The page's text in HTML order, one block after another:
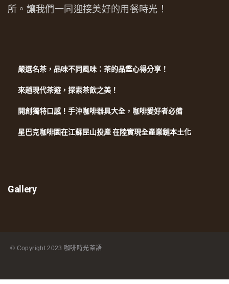
所。讓我們一同迎接美好的用餐時光！
嚴選名茶，品味不同風味：茶的品鑑心得分享！
來趟現代茶遊，探索茶飲之美！
開創獨特口感！手沖咖啡器具大全，咖啡愛好者必備
星巴克咖啡園在江蘇昆山投產 在陸實現全產業鏈本土化
Gallery
© Copyright2023 咖啡時光茶語